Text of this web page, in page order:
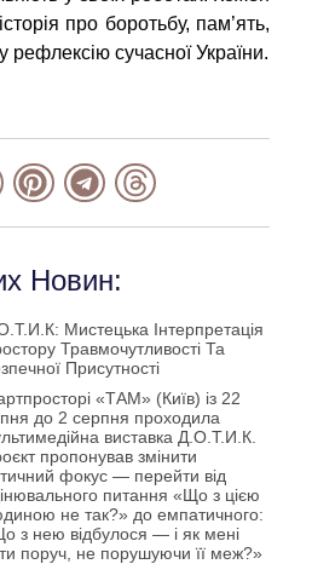
про боротьбу, пам’ять,
рефлексію сучасної України.
Новин:
Мистецька Інтерпретація
Травмочутливості Та
Присутності
«ТАМ» (Київ) із 22
до 2 серпня проходила
виставка Д.О.Т.И.К.
пропонував змінити
фокус — перейти від
питання «Що з цією
не так?» до емпатичного:
з нею відбулося — і як мені
поруч, не порушуючи її меж?»